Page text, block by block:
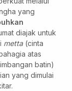
yang
diajak untuk
metta (cinta
atas
batin)
yang dimulai